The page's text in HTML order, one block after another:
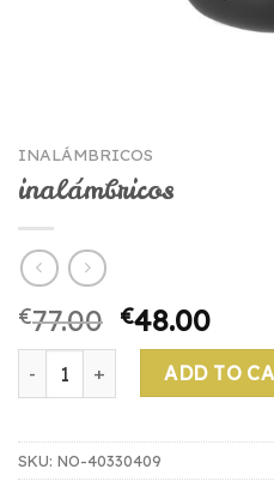
INALÁMBRICOS
inalámbricos
€77.00 €48.00
inalámbricos quantity
ADD TO
SKU: NO-40330409